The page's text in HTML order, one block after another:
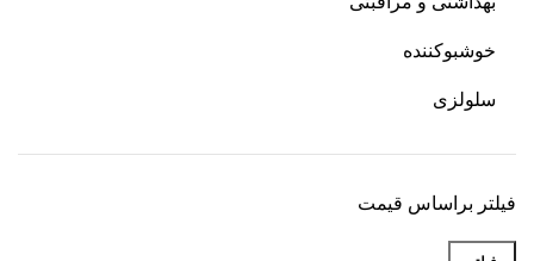
خوشبوکننده
سلولزی
فیلتر براساس قیمت